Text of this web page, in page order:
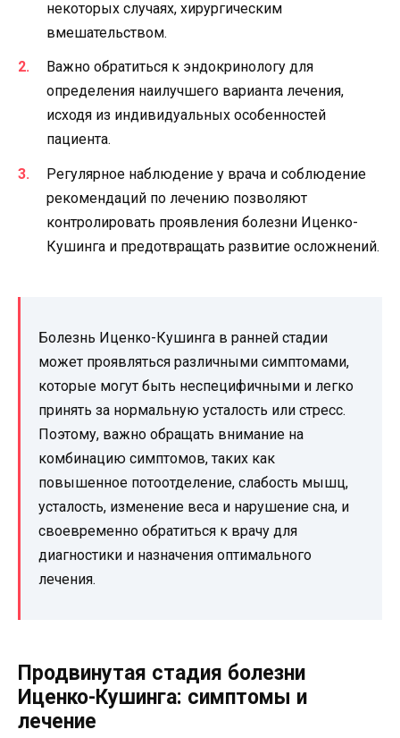
некоторых случаях, хирургическим
вмешательством.
Важно обратиться к эндокринологу для
определения наилучшего варианта лечения,
исходя из индивидуальных особенностей
пациента.
Регулярное наблюдение у врача и соблюдение
рекомендаций по лечению позволяют
контролировать проявления болезни Иценко-
Кушинга и предотвращать развитие осложнений.
Болезнь Иценко-Кушинга в ранней стадии
может проявляться различными симптомами,
которые могут быть неспецифичными и легко
принять за нормальную усталость или стресс.
Поэтому, важно обращать внимание на
комбинацию симптомов, таких как
повышенное потоотделение, слабость мышц,
усталость, изменение веса и нарушение сна, и
своевременно обратиться к врачу для
диагностики и назначения оптимального
лечения.
Продвинутая стадия болезни
Иценко-Кушинга: симптомы и
лечение